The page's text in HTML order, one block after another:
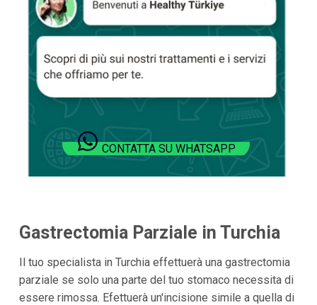
CONTATTA SU WHATSAPP
Gastrectomia Parziale in Turchia
Il tuo specialista in Turchia effettuerà una gastrectomia
parziale se solo una parte del tuo stomaco necessita di
essere rimossa. Efettuerà un'incisione simile a quella di